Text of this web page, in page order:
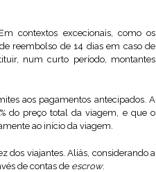
contextos excecionais, como os
reembolso de 14 dias em caso de
num curto período, montantes
aos pagamentos antecipados. A
do preço total da viagem, e que o
ao início da viagem.
dos viajantes. Aliás, considerando a
de contas de escrow.